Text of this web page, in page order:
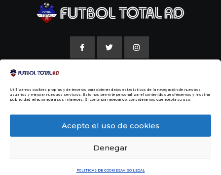
Utilizamos cookies propias y de terceros para obtener datos estadísticos de la navegación de nuestros
usuarios y mejorar nuestros servicios. Esto nos permite personalizar el contenido que ofrecemos y mostrar
publicidad relacionada a sus intereses. Si continúa navegando, consideramos que acepta su uso.
Acepto el uso de cookies
Denegar
POLITICAS DE COOKIESAVISO LEGAL
POLITICAS DE COOKIE
© 2014 Todos los Derechos Reservados